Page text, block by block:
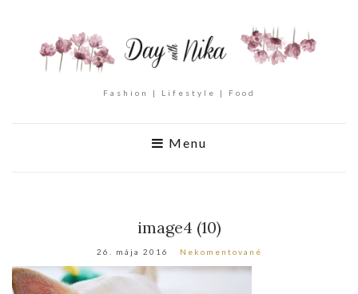
Fashion | Lifestyle | Food
Menu
image4 (10)
26. mája 2016 Nekomentované